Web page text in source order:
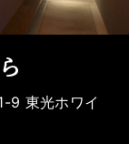
9 東光ホワイ